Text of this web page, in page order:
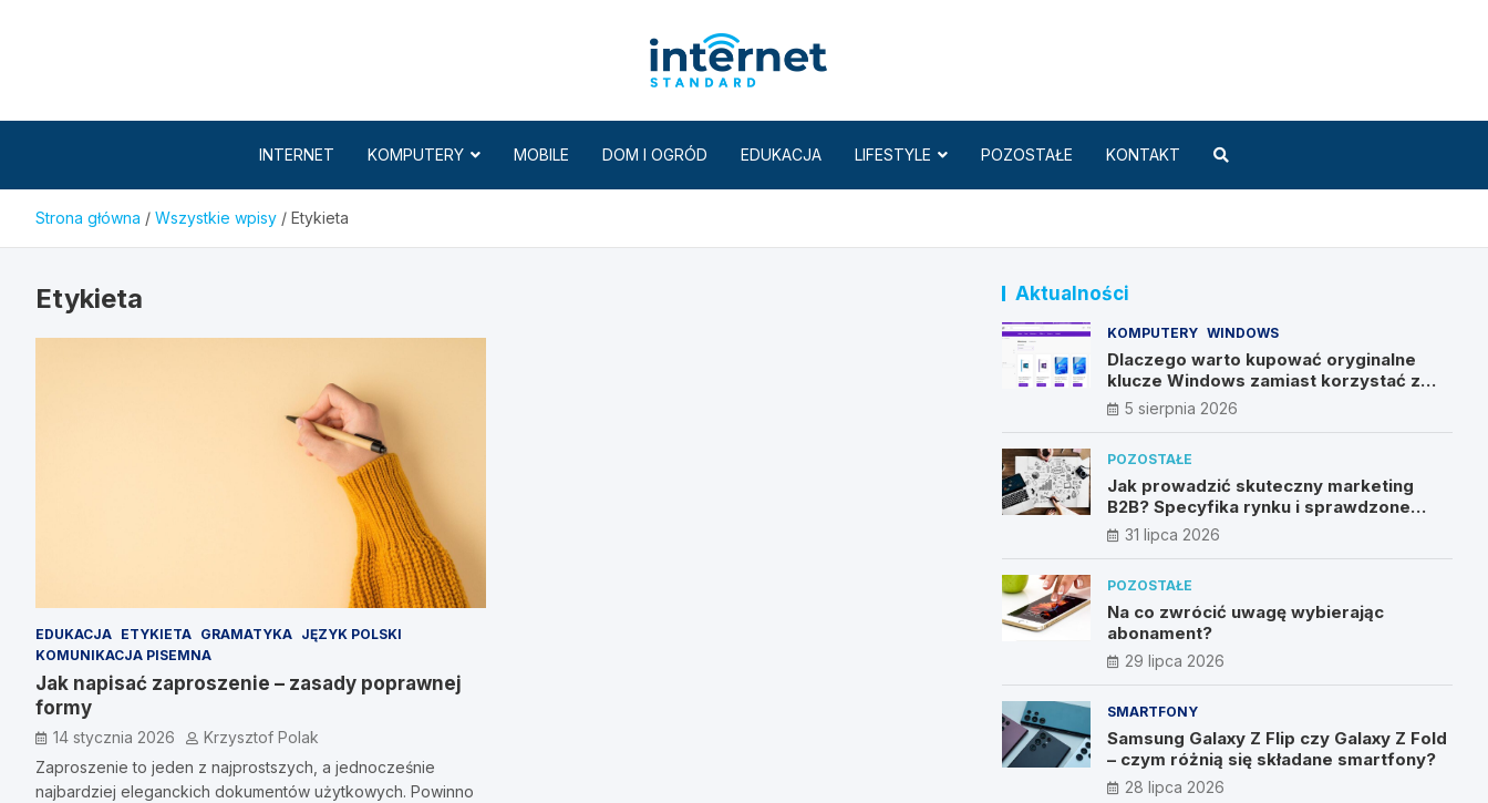
INTERNET KOMPUTERY MOBILE DOM I OGRÓD EDUKACJA LIFESTYLE POZOSTAŁE KONTAKT
Strona główna Wszystkie wpisy Etykieta
Etykieta
EDUKACJA ETYKIETA GRAMATYKA JĘZYK POLSKI
KOMUNIKACJA PISEMNA
Jak napisać zaproszenie – zasady poprawnej
formy
14 stycznia 2026
Krzysztof Polak
Zaproszenie to jeden z najprostszych, a jednocześnie
najbardziej eleganckich dokumentów użytkowych. Powinno
Aktualności
KOMPUTERY WINDOWS
Dlaczego warto kupować oryginalne
klucze Windows zamiast korzystać z
nieautoryzowanych źródeł?
5 sierpnia 2026
POZOSTAŁE
Jak prowadzić skuteczny marketing
B2B? Specyfika rynku i sprawdzone
metody
31 lipca 2026
POZOSTAŁE
Na co zwrócić uwagę wybierając
abonament?
29 lipca 2026
SMARTFONY
Samsung Galaxy Z Flip czy Galaxy Z Fold
– czym różnią się składane smartfony?
28 lipca 2026